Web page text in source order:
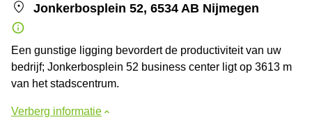
Jonkerbosplein 52, 6534 AB Nijmegen
Een gunstige ligging bevordert de productiviteit van uw
bedrijf; Jonkerbosplein 52 business center ligt op 3613 m
van het stadscentrum.
Verberg informatie